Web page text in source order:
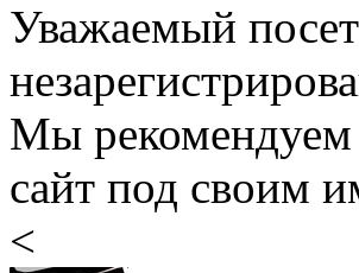
Уважаемый
Мы
сайт под своим
<